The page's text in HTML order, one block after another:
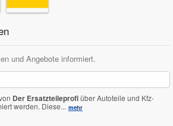
und Angebote informiert.
Der Ersatzteileprofiüber Autoteile und Kfz-
werden. Diese... mehr